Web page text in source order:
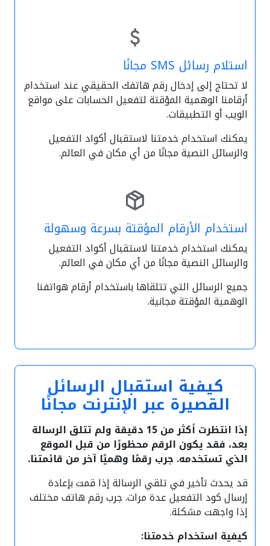
استلام رسائل SMS مجانًا
لا تحتاج إلى إدخال رقم هاتفك الحقيقي عند استخدام
أرقامنا الوهمية المؤقتة لتفعيل الحسابات على مواقع
الويب أو التطبيقات.
يمكنك استخدام خدمتنا لاستقبال أكواد التفعيل
والرسائل النصية مجانًا من أي مكان في العالم.
استخدام الأرقام المؤقتة بسرعة وسهولة
يمكنك استخدام خدمتنا لاستقبال أكواد التفعيل
والرسائل النصية مجانًا من أي مكان في العالم.
جميع الرسائل التي تتلقاها باستخدام أرقام هواتفنا
الوهمية المؤقتة مجانية.
كيفية استقبال الرسائل
القصيرة عبر الإنترنت مجانًا
إذا انتظرت أكثر من 15 دقيقة ولم تتلق الرسالة
بعد، فقد يكون الرقم محظورًا من قبل الموقع
الذي تستخدمه. جرب رقمًا وهميًا آخر من قائمتنا.
قد يحدث تأخير في تلقي الرسالة إذا قمت بإعادة
إرسال كود التفعيل عدة مرات. جرب رقم هاتف مختلف
إذا واجهت مشكلة.
كيفية استخدام خدمتنا: